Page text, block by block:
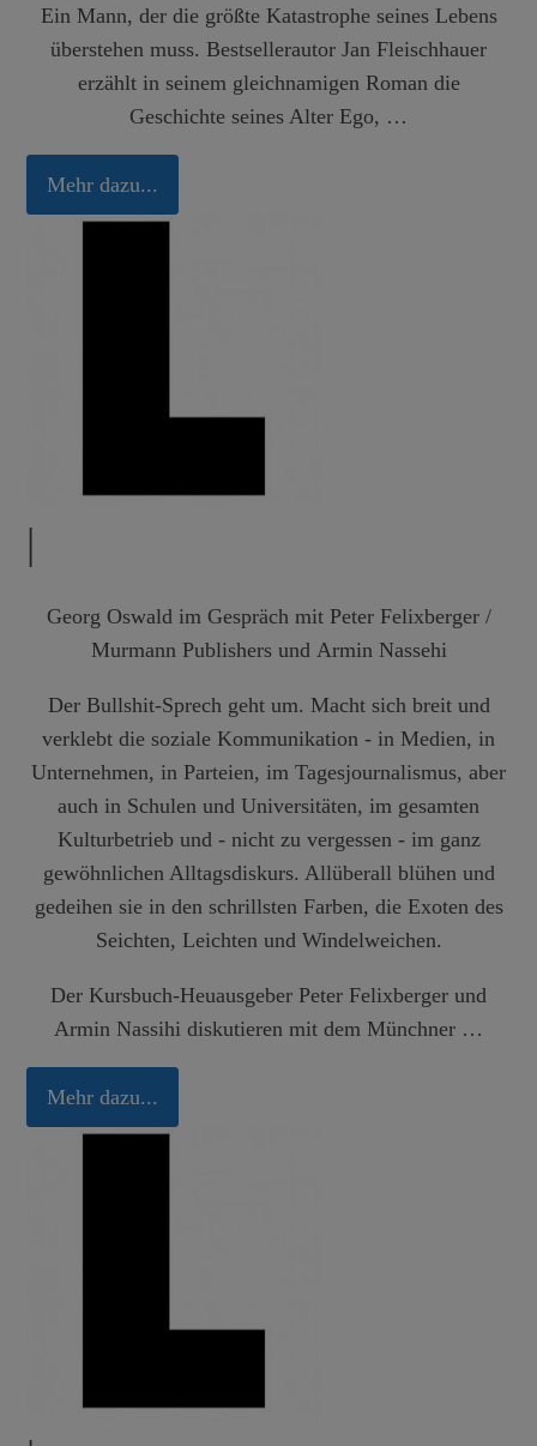
Ein Mann, der die größte Katastrophe seines Lebens
überstehen muss. Bestsellerautor Jan Fleischhauer
erzählt in seinem gleichnamigen Roman die
Geschichte seines Alter Ego, …
Mehr dazu...
|
Georg Oswald im Gespräch mit Peter Felixberger/
Murmann Publishers und Armin Nassehi
Der Bullshit-Sprech geht um. Macht sich breit und
verklebt die soziale Kommunikation - in Medien, in
Unternehmen, in Parteien, im Tagesjournalismus, aber
auch in Schulen und Universitäten, im gesamten
Kulturbetrieb und - nicht zu vergessen - im ganz
gewöhnlichen Alltagsdiskurs. Allüberall blühen und
gedeihen sie in den schrillsten Farben, die Exoten des
Seichten, Leichten und Windelweichen.
Der Kursbuch-Heuausgeber Peter Felixberger und
Armin Nassihi diskutieren mit dem Münchner …
Mehr dazu...